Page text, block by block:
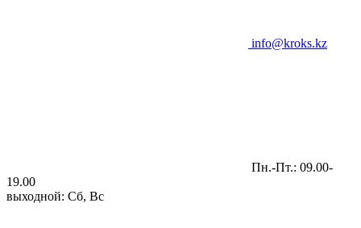
info@kroks.kz
Пн.-Пт.: 09.00-
19.00
выходной: Сб, Вс